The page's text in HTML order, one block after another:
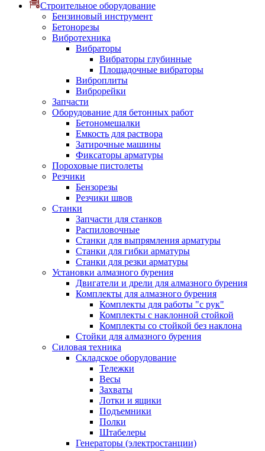
Строительное оборудование
Бензиновый инструмент
Бетонорезы
Вибротехника
Вибраторы
Вибраторы глубинные
Площадочные вибраторы
Виброплиты
Виброрейки
Запчасти
Оборудование для бетонных работ
Бетономешалки
Емкость для раствора
Затирочные машины
Фиксаторы арматуры
Пороховые пистолеты
Резчики
Бензорезы
Резчики швов
Станки
Запчасти для станков
Распиловочные
Станки для выпрямления арматуры
Станки для гибки арматуры
Станки для резки арматуры
Установки алмазного бурения
Двигатели и дрели для алмазного бурения
Комплекты для алмазного бурения
Комплекты для работы "с рук"
Комплекты с наклонной стойкой
Комплекты со стойкой без наклона
Стойки для алмазного бурения
Силовая техника
Складское оборудование
Тележки
Весы
Захваты
Лотки и ящики
Подъемники
Полки
Штабелеры
Генераторы (электростанции)